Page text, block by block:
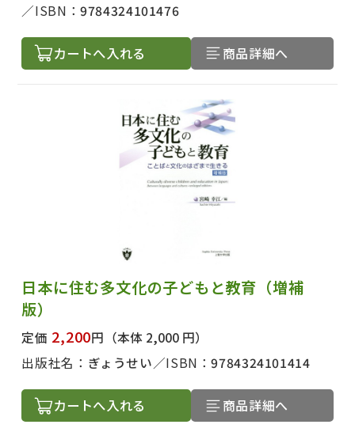
ISBN：9784324101476
カートへ入れる 商品詳細へ
日本に住む多文化の子どもと教育（増補
版）
定価 2,200円 （本体 2,000 円）
出版社名： ぎょうせい ISBN：9784324101414
カートへ入れる 商品詳細へ